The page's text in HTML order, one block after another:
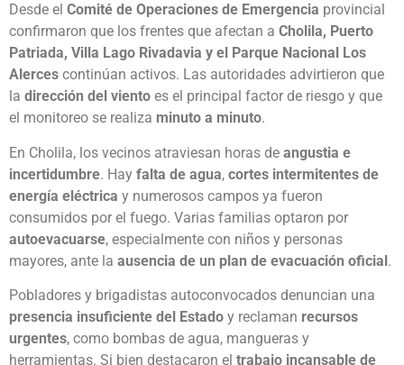
Desde el Comité de Operaciones de Emergencia provincial
confirmaron que los frentes que afectan a Cholila, Puerto
Patriada, Villa Lago Rivadavia y el Parque Nacional Los
Alerces continúan activos. Las autoridades advirtieron que
la dirección del viento es el principal factor de riesgo y que
el monitoreo se realiza minuto a minuto.
En Cholila, los vecinos atraviesan horas de angustia e
incertidumbre. Hay falta de agua, cortes intermitentes de
energía eléctrica y numerosos campos ya fueron
consumidos por el fuego. Varias familias optaron por
autoevacuarse, especialmente con niños y personas
mayores, ante la ausencia de un plan de evacuación oficial.
Pobladores y brigadistas autoconvocados denuncian una
presencia insuficiente del Estado y reclaman recursos
urgentes, como bombas de agua, mangueras y
herramientas. Si bien destacaron el trabajo incansable de